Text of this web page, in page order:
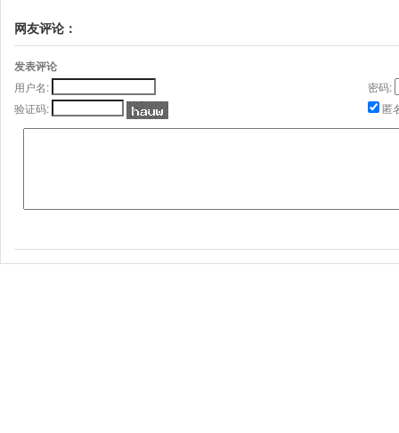
网友评论：
发表评论
用户名:
密码:
验证码:
匿